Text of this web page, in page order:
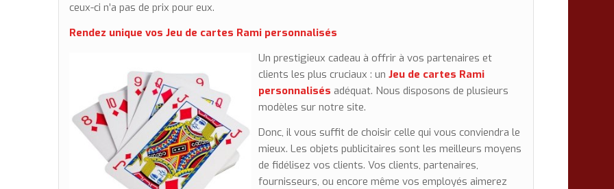
ceux-ci n’a pas de prix pour eux.
Rendez unique vos Jeu de cartes Rami personnalisés
Un prestigieux cadeau à offrir à vos partenaires et
clients les plus cruciaux : un Jeu de cartes Rami
personnalisésadéquat. Nous disposons de plusieurs
modèles sur notre site.
Donc, il vous suffit de choisir celle qui vous conviendra le
mieux. Les objets publicitaires sont les meilleurs moyens
de fidélisez vos clients. Vos clients, partenaires,
fournisseurs, ou encore même vos employés aimerez